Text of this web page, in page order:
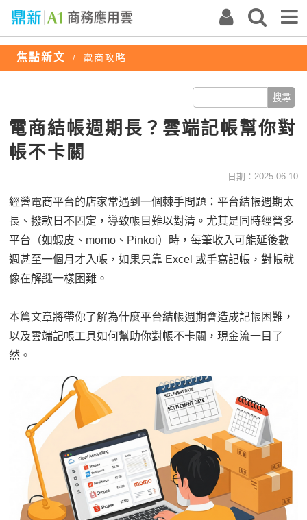
焦點新文 / 電商攻略
電商結帳週期長？雲端記帳幫你對
帳不卡關
日期：2025-06-10
經營電商平台的店家常遇到一個棘手問題：平台結帳週期太
長、撥款日不固定，導致帳目難以對清。尤其是同時經營多
平台（如蝦皮、momo、Pinkoi）時，每筆收入可能延後數
週甚至一個月才入帳，如果只靠 Excel 或手寫記帳，對帳就
像在解謎一樣困難。
本篇文章將帶你了解為什麼平台結帳週期會造成記帳困難，
以及雲端記帳工具如何幫助你對帳不卡關，現金流一目了
然。